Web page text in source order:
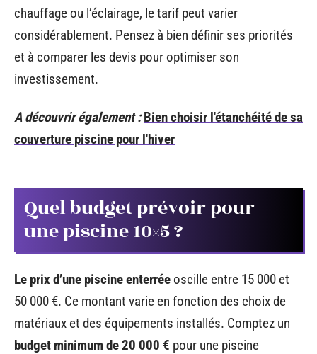
chauffage ou l’éclairage, le tarif peut varier
considérablement. Pensez à bien définir ses priorités
et à comparer les devis pour optimiser son
investissement.
A découvrir également : Bien choisir l'étanchéité de sa
couverture piscine pour l'hiver
Quel budget prévoir pour
une piscine 10×5 ?
Le prix d’une piscine enterrée oscille entre 15 000 et
50 000 €. Ce montant varie en fonction des choix de
matériaux et des équipements installés. Comptez un
budget minimum de 20 000 € pour une piscine